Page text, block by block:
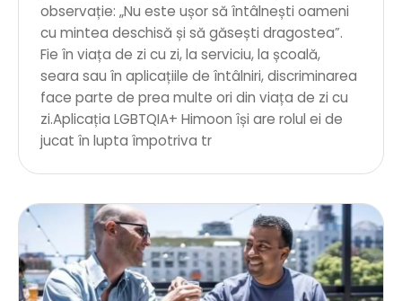
observație: „Nu este ușor să întâlnești oameni
cu mintea deschisă și să găsești dragostea”.
Fie în viața de zi cu zi, la serviciu, la școală,
seara sau în aplicațiile de întâlniri, discriminarea
face parte de prea multe ori din viața de zi cu
zi.Aplicația LGBTQIA+ Himoon își are rolul ei de
jucat în lupta împotriva tr